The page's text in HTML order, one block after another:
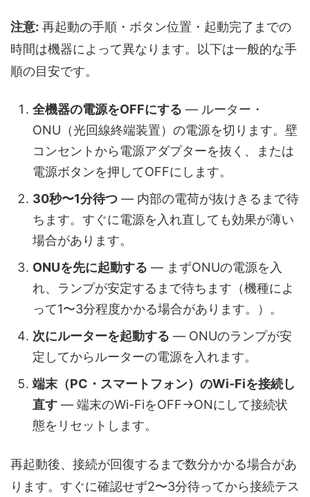
注意: 再起動の手順・ボタン位置・起動完了までの
時間は機器によって異なります。以下は一般的な手
順の目安です。
全機器の電源をOFFにする — ルーター・
ONU（光回線終端装置）の電源を切ります。壁
コンセントから電源アダプターを抜く、または
電源ボタンを押してOFFにします。
30秒〜1分待つ — 内部の電荷が抜けきるまで待
ちます。すぐに電源を入れ直しても効果が薄い
場合があります。
ONUを先に起動する — まずONUの電源を入
れ、ランプが安定するまで待ちます（機種によ
って1〜3分程度かかる場合があります。）。
次にルーターを起動する — ONUのランプが安
定してからルーターの電源を入れます。
端末（PC・スマートフォン）のWi-Fiを接続し
直す — 端末のWi-FiをOFF→ONにして接続状
態をリセットします。
再起動後、接続が回復するまで数分かかる場合があ
ります。すぐに確認せず2〜3分待ってから接続テス